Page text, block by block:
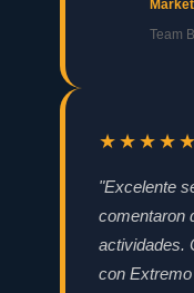
Team
★★★★★
"Excelente
comentaron
actividades.
con